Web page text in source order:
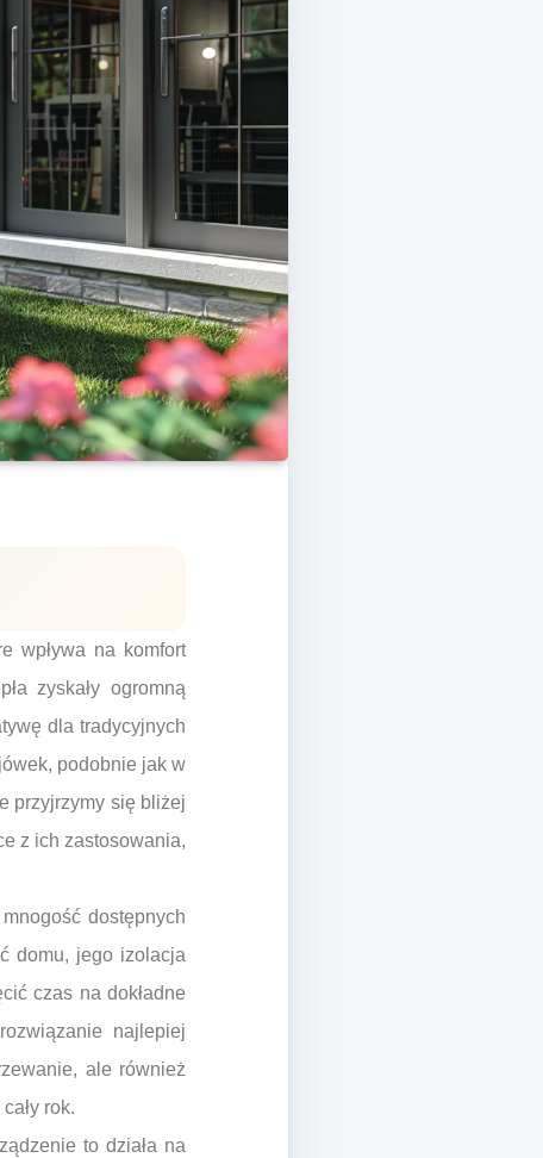
wpływa na komfort
zyskały ogromną
dla tradycyjnych
podobnie jak w
przyjrzymy się bliżej
z ich zastosowania,
dostępnych
domu, jego izolacja
czas na dokładne
najlepiej
ale również
rok.
to działa na